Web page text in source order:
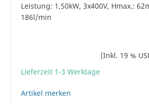
Leistung: 1,50kW, 3x400V, Hmax.:
186l/min
(Inkl. 19 %
Lieferzeit 1-3 Werktage
Artikel merken